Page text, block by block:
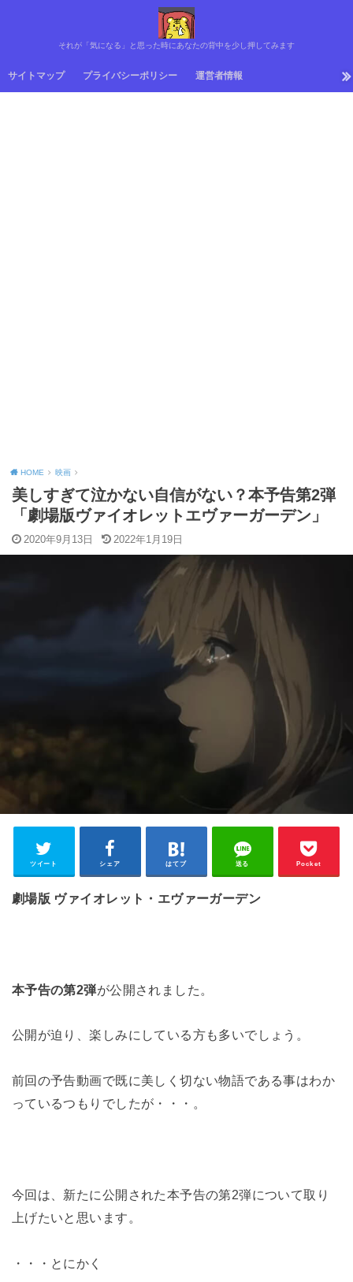
それが「気になる」と思った時にあなたの背中を少し押してみます
サイトマップ プライバシーポリシー 運営者情報
HOME 映画
美しすぎて泣かない自信がない？本予告第2弾
「劇場版ヴァイオレットエヴァーガーデン」
2020年9月13日 2022年1月19日
ツイート シェア はてブ 送る Pocket
劇場版 ヴァイオレット・エヴァーガーデン
本予告の第2弾が公開されました。
公開が迫り、楽しみにしている方も多いでしょう。
前回の予告動画で既に美しく切ない物語である事はわか
っているつもりでしたが・・・。
今回は、新たに公開された本予告の第2弾について取り
上げたいと思います。
・・・とにかく